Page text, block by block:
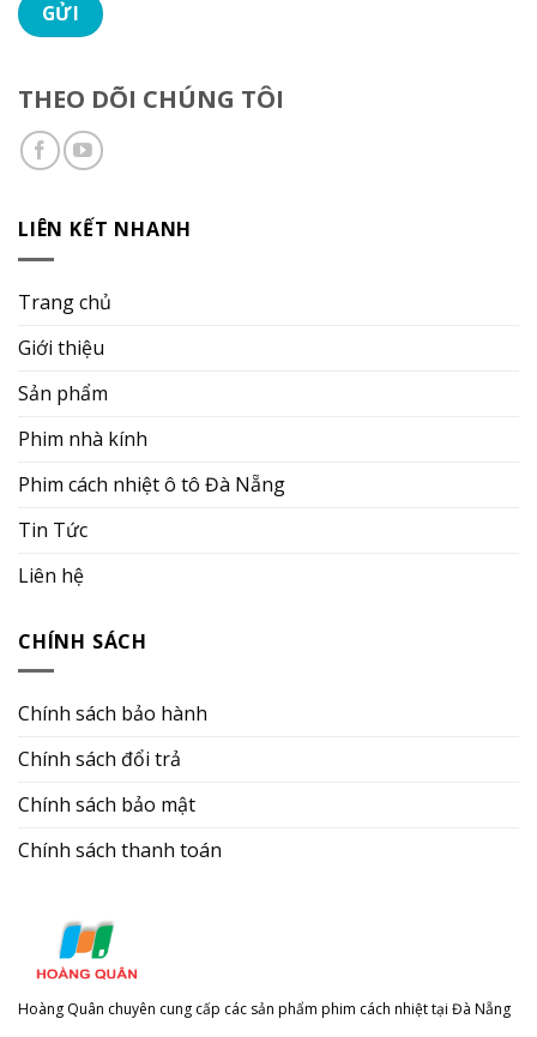
THEO DÕI CHÚNG TÔI
LIÊN KẾT NHANH
Trang chủ
Giới thiệu
Sản phẩm
Phim nhà kính
Phim cách nhiệt ô tô Đà Nẵng
Tin Tức
Liên hệ
CHÍNH SÁCH
Chính sách bảo hành
Chính sách đổi trả
Chính sách bảo mật
Chính sách thanh toán
Hoàng Quân chuyên cung cấp các sản phẩm phim cách nhiệt tại Đà Nẵng